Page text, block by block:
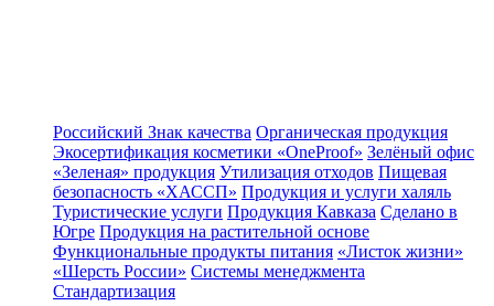
Российский Знак качества Органическая продукция
Экосертификация косметики «OneProof» Зелёный офис
«Зеленая» продукция Утилизация отходов Пищевая
безопасность «ХАССП» Продукция и услуги халяль
Туристические услуги Продукция Кавказа Сделано в
Югре Продукция на растительной основе
Функциональные продукты питания «Листок жизни»
«Шерсть России» Системы менеджмента
Стандартизация